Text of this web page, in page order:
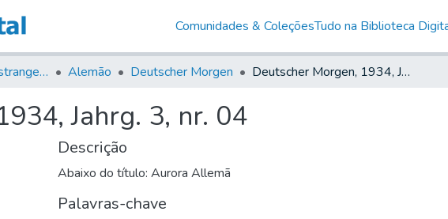
Comunidades & ColeçõesTudo na Biblioteca
Jornais em Língua Estrangeira Alemão Deutscher Morgen Deutscher Morgen, 1934, Jahrg. 3, nr. 04
Jahrg. 3, nr. 04
Descrição
Abaixo do título: Aurora Allemã
Palavras-chave